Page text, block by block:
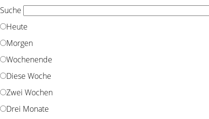
Suche
Heute
Morgen
Wochenende
Diese Woche
Zwei Wochen
Drei Monate